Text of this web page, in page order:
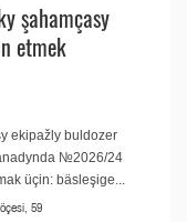
şahamçasy
etmek
ekipažly buldozer
№2026/24
üçin: bäsleşige...
59